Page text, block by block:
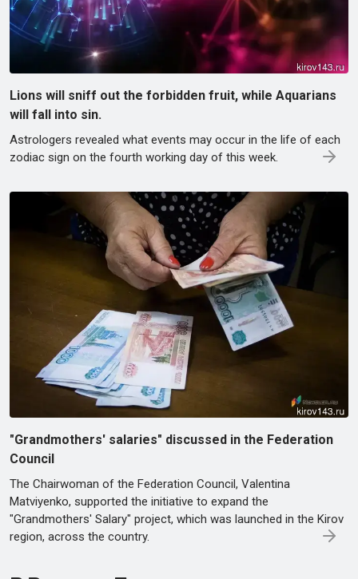
Lions will sniff out the forbidden fruit, while Aquarians
will fall into sin.
Astrologers revealed what events may occur in the life of each
zodiac sign on the fourth working day of this week.
"Grandmothers' salaries" discussed in the Federation
Council
The Chairwoman of the Federation Council, Valentina
Matviyenko, supported the initiative to expand the
"Grandmothers' Salary" project, which was launched in the Kirov
region, across the country.